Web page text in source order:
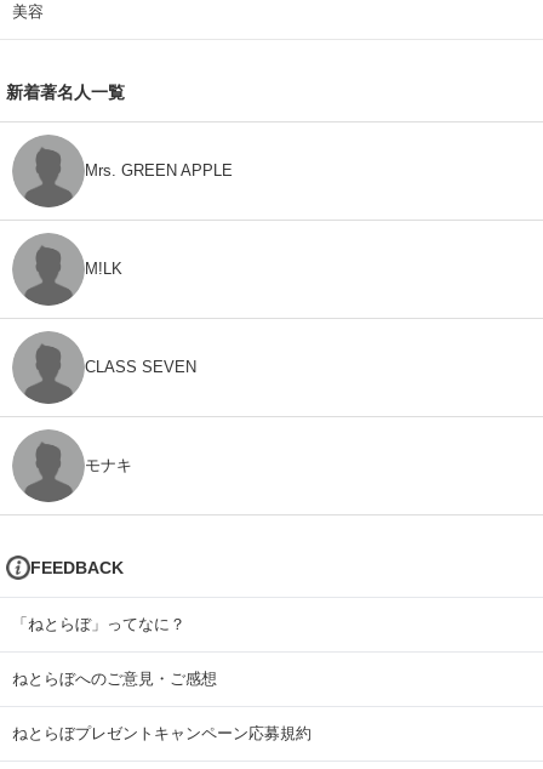
美容
新着著名人一覧
Mrs. GREEN APPLE
M!LK
CLASS SEVEN
モナキ
FEEDBACK
「ねとらぼ」ってなに？
ねとらぼへのご意見・ご感想
ねとらぼプレゼントキャンペーン応募規約